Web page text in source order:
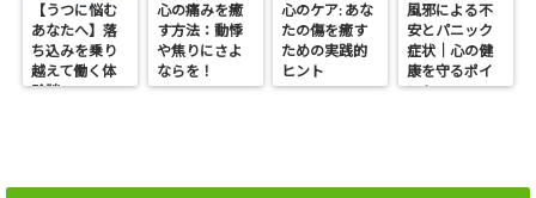
【うつに悩む
あなたへ】落
ち込みを乗り
越えて働く体
験談
心の痛みを癒
す方法：動悸
や焦りにさよ
ならを！
心のケア: あな
たの傷を癒す
ための実践的
ヒント
風邪による不
安とパニック
症状｜心の健
康を守るポイ
ント